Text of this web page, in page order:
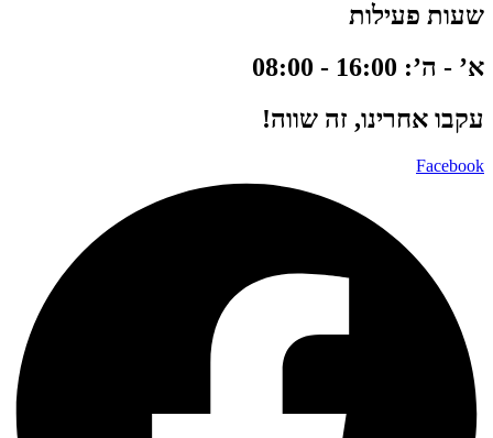
שעות פעילות
א’ - ה’: 16:00 - 08:00
עקבו אחרינו, זה שווה!
Facebook